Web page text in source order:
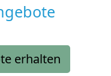
erhalten